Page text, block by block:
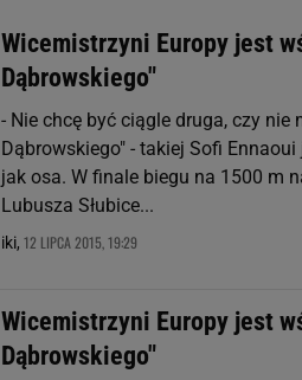
Wicemistrzyni Europy jest
Dąbrowskiego"
- Nie chcę być ciągle druga, czy
Dąbrowskiego" - takiej Sofi
jak osa. W finale biegu na 1500 m
Lubusza Słubice...
iki, 12 LIPCA 2015, 19:29
Wicemistrzyni Europy jest
Dąbrowskiego"